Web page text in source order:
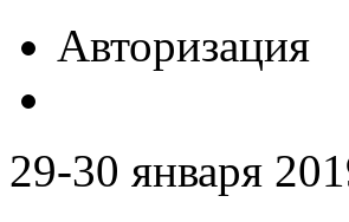
Авторизация
29-30 января